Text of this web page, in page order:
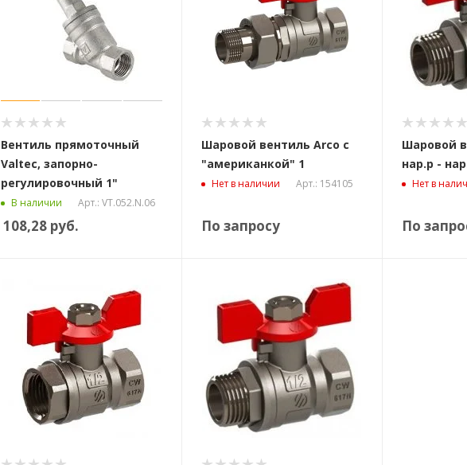
Вентиль прямоточный
Valtec, запорно-
регулировочный 1"
В наличии Арт.: VT.052.N.06
108,28 руб.
Шаровой вентиль Arco с
"американкой" 1
Нет в наличии Арт.: 154105
По запросу
Шаровой
нар.р -
Нет в
По